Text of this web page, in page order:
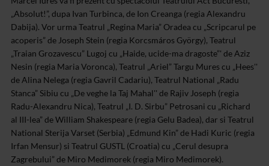
„Absolut!”, dupa Ivan Turbinca, de Ion Creanga (regia Alexandru
Dabija). Vor urma Teatrul „Regina Maria” Oradea cu „Scripcarul pe
acoperis” de Joseph Stein (regia Korcsmáros György), Teatrul
„Traian Grozavescu” Lugoj cu „Haide, ucide-ma dragoste”' de Aziz
Nesin (regia Maria Voronca), Teatrul „Ariel” Targu Mures cu „Hees''
de Alina Nelega (regia Gavril Cadariu), Teatrul National „Radu
Stanca” Sibiu cu „De veghe la Taj Mahal'' de Rajiv Joseph (regia
Radu-Alexandru Nica), Teatrul „I. D. Sirbu” Petrosani cu „Richard
al III-lea” de William Shakespeare (regia Gelu Badea), dar si Teatrul
National Sterija Varset (Serbia) „Edmund Kin” de Hadi Kuric (regia
Irfan Mensur) si Teatrul GUSTL (Croatia) cu „Cerul desupra
Zagrebului” de Miro Medimorek (regia Miro Medimorek).